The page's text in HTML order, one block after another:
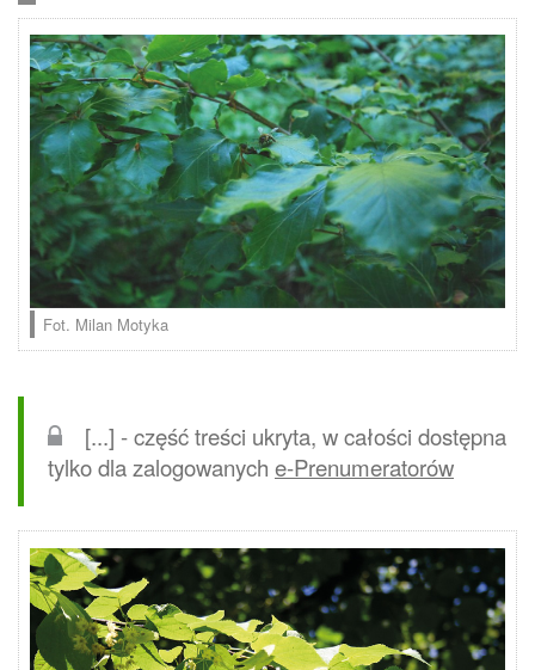
Fot. Milan Motyka
[...] - część treści ukryta, w całości dostępna
tylko dla zalogowanych e-Prenumeratorów